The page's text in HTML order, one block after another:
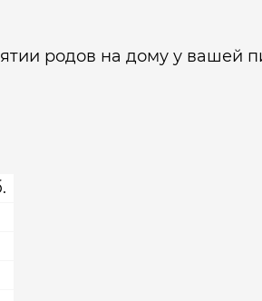
родов на дому у вашей